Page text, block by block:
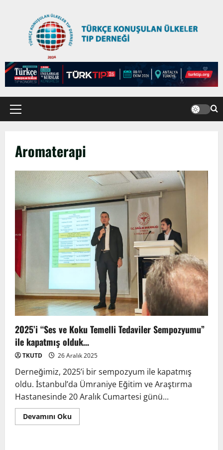
Aromaterapi
2025’i “Ses ve Koku Temelli Tedaviler Sempozyumu”
ile kapatmış olduk…
TKUTD 26 Aralık 2025
Derneğimiz, 2025’i bir sempozyum ile kapatmış
oldu. İstanbul’da Ümraniye Eğitim ve Araştırma
Hastanesinde 20 Aralık Cumartesi günü...
Devamını Oku
Anadolu’dan Orta Asya’ya Bilimsel İş
Uzmanlığı Buluşturmak: Türk Dünyası